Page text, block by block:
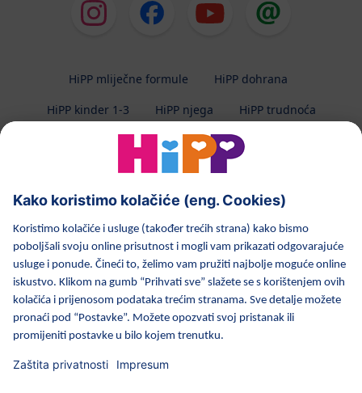
HiPP mliječne formule
HiPP dohrana
HiPP kinder 1-3
HiPP njega HiPP trudnoća
Zaštita privatnosti
Uvjeti korištenja